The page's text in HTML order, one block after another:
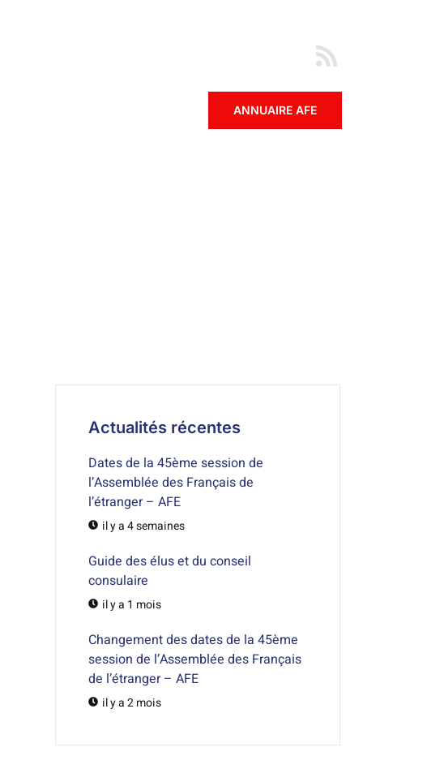
ANNUAIRE AFE
Actualités récentes
Dates de la 45ème session de
l’Assemblée des Français de
l’étranger – AFE
il y a 4 semaines
Guide des élus et du conseil
consulaire
il y a 1 mois
Changement des dates de la 45ème
session de l’Assemblée des Français
de l’étranger – AFE
il y a 2 mois